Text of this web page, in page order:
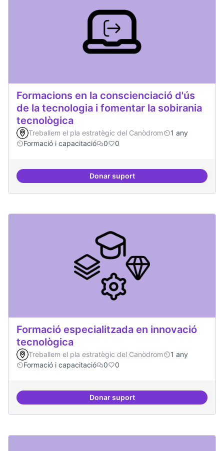
Formacions en la conscienciació d'ús
de la tecnologia i fomentar la sobirania
tecnològica
Treballem el pla estratègic del Canòdrom
1 any
Formació i capacitació
0 0
Donar suportFormacions en la
Formació especialitzada en innovació
tecnològica
Treballem el pla estratègic del Canòdrom
1 any
Formació i capacitació
0 0
Donar suportFormació especialitzada en